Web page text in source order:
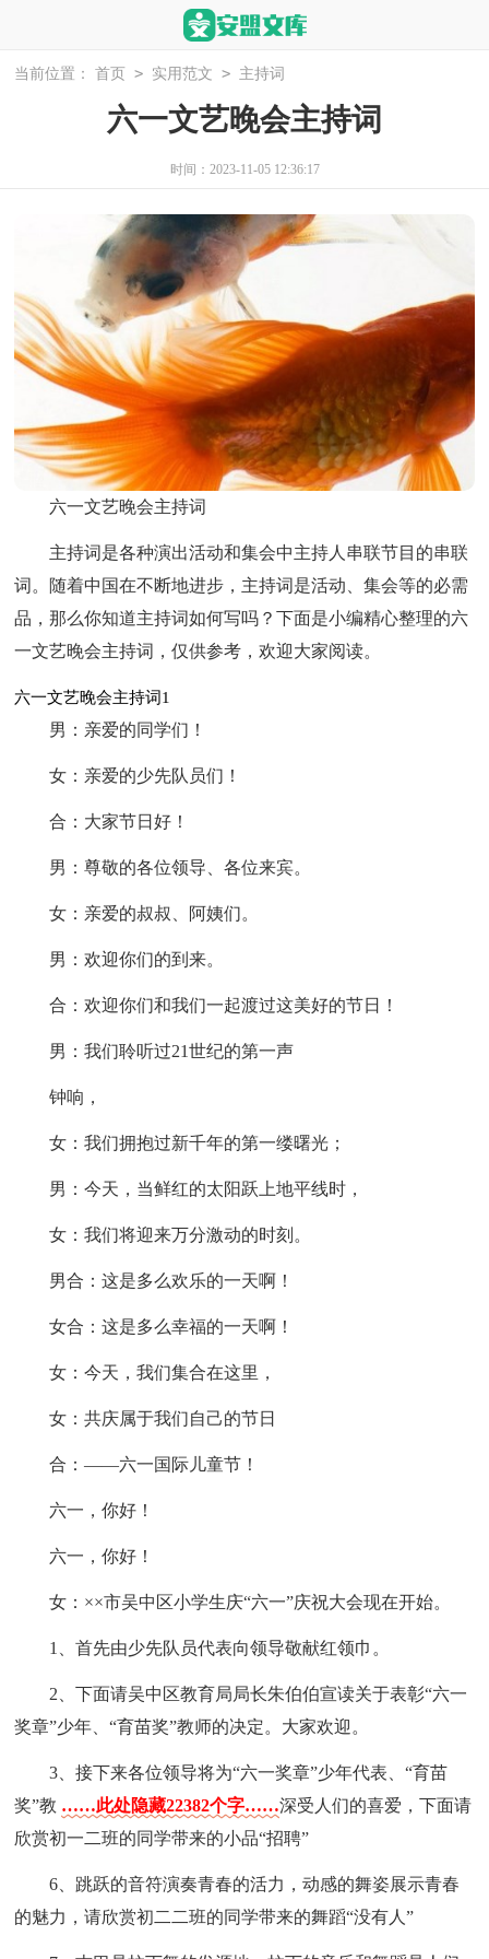
当前位置： 首页 > 实用范文 > 主持词
六一文艺晚会主持词
时间：2023-11-05 12:36:17
六一文艺晚会主持词
主持词是各种演出活动和集会中主持人串联节目的串联
词。随着中国在不断地进步，主持词是活动、集会等的必需
品，那么你知道主持词如何写吗？下面是小编精心整理的六
一文艺晚会主持词，仅供参考，欢迎大家阅读。
六一文艺晚会主持词1
男：亲爱的同学们！
女：亲爱的少先队员们！
合：大家节日好！
男：尊敬的各位领导、各位来宾。
女：亲爱的叔叔、阿姨们。
男：欢迎你们的到来。
合：欢迎你们和我们一起渡过这美好的节日！
男：我们聆听过21世纪的第一声
钟响，
女：我们拥抱过新千年的第一缕曙光；
男：今天，当鲜红的太阳跃上地平线时，
女：我们将迎来万分激动的时刻。
男合：这是多么欢乐的一天啊！
女合：这是多么幸福的一天啊！
女：今天，我们集合在这里，
女：共庆属于我们自己的节日
合：——六一国际儿童节！
六一，你好！
六一，你好！
女：××市吴中区小学生庆“六一”庆祝大会现在开始。
1、首先由少先队员代表向领导敬献红领巾。
2、下面请吴中区教育局局长朱伯伯宣读关于表彰“六一
奖章”少年、“育苗奖”教师的决定。大家欢迎。
3、接下来各位领导将为“六一奖章”少年代表、“育苗
奖”教 ……此处隐藏22382个字……深受人们的喜爱，下面请
欣赏初一二班的同学带来的小品“招聘”
6、跳跃的音符演奏青春的活力，动感的舞姿展示青春
的魅力，请欣赏初二二班的同学带来的舞蹈“没有人”